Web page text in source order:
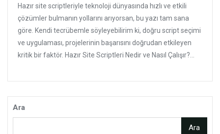
Hazır site scriptleriyle teknoloji dünyasında hızlı ve etkili
çözümler bulmanın yollarını arıyorsan, bu yazı tam sana
göre. Kendi tecrübemle söyleyebilirim ki, doğru script seçimi
ve uygulaması, projelerinin başarısını doğrudan etkileyen
kritik bir faktör. Hazır Site Scriptleri Nedir ve Nasıl Çalışır?...
Ara
Ara